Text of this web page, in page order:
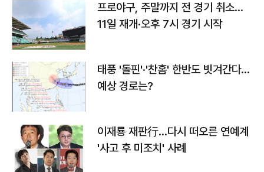
프로야구, 주말까지 전 경기 취소…
11일 재개·오후 7시 경기 시작
태풍 '돌핀'·'찬홈' 한반도 빗겨간다…
예상 경로는?
이재룡 재판行…다시 떠오른 연예계
'사고 후 미조치' 사례